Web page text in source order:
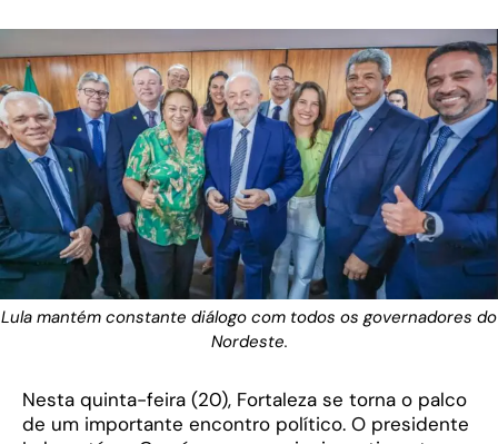
Lula mantém constante diálogo com todos os governadores do
Nordeste.
Nesta quinta-feira (20), Fortaleza se torna o palco
de um importante encontro político. O presidente